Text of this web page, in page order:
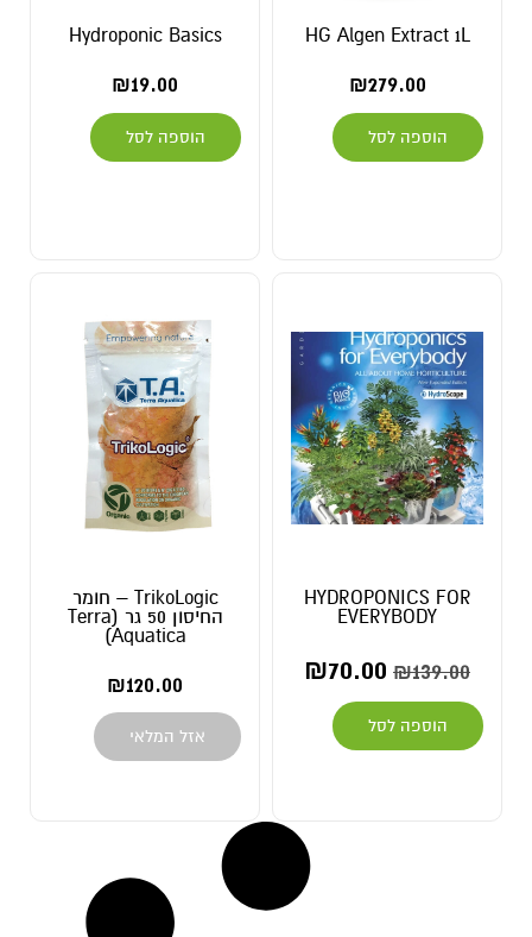
HG Algen Extract 1L
₪279.00
הוספה לסל
Hydroponic Basics
₪19.00
הוספה לסל
HYDROPONICS FOR
EVERYBODY
₪139.00
₪70.00
הוספה לסל
TrikoLogic – חומר
החיסון 50 גר (Terra
Aquatica)
₪120.00
אזל המלאי